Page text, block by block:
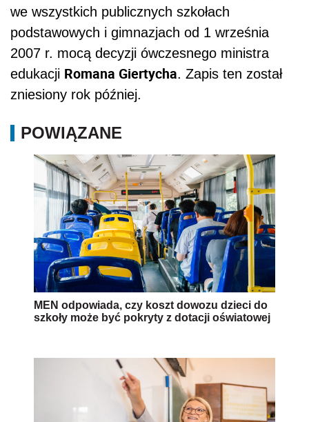
we wszystkich publicznych szkołach
podstawowych i gimnazjach od 1 września
2007 r. mocą decyzji ówczesnego ministra
edukacji Romana Giertycha. Zapis ten został
zniesiony rok później.
POWIĄZANE
MEN odpowiada, czy koszt dowozu dzieci do
szkoły może być pokryty z dotacji oświatowej